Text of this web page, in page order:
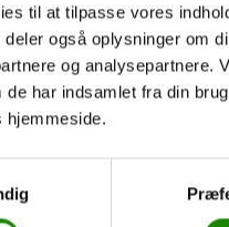
til at tilpasse vores
også oplysninger om
og analysepartnere.
de har indsamlet fra din
hjemmeside.